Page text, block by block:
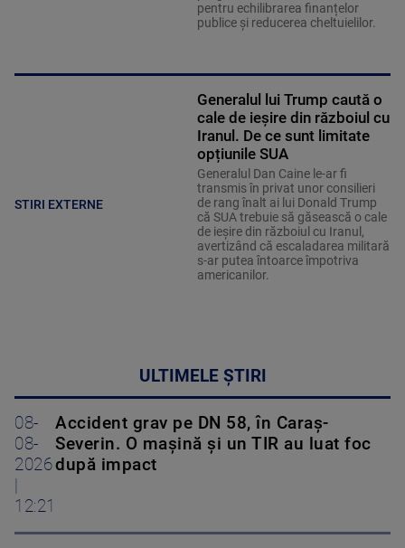
pentru echilibrarea finanțelor
publice și reducerea cheltuielilor.
STIRI EXTERNE
Generalul lui Trump caută o
cale de ieșire din războiul cu
Iranul. De ce sunt limitate
opțiunile SUA
Generalul Dan Caine le-ar fi
transmis în privat unor consilieri
de rang înalt ai lui Donald Trump
că SUA trebuie să găsească o cale
de ieșire din războiul cu Iranul,
avertizând că escaladarea militară
s-ar putea întoarce împotriva
americanilor.
ULTIMELE ȘTIRI
08-
08-
2026
12:21
Accident grav pe DN 58, în Caraș-
Severin. O mașină și un TIR au luat foc
după impact